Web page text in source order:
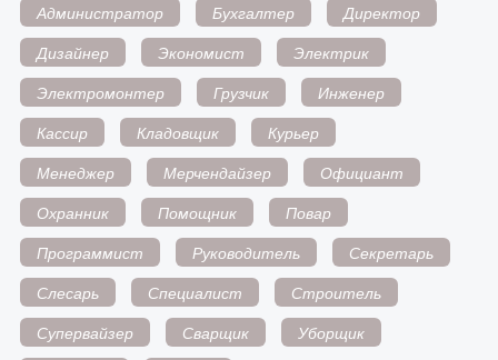
Администратор Бухгалтер
Директор
Дизайнер
Экономист
Электрик
Электромонтер
Грузчик
Инженер
Кассир
Кладовщик
Курьер
Менеджер
Мерчендайзер
Официант
Охранник
Помощник
Повар
Программист
Руководитель
Секретарь
Слесарь
Специалист
Строитель
Супервайзер
Сварщик
Уборщик